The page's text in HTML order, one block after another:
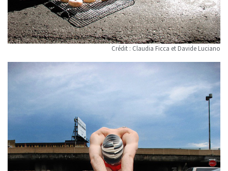
Crédit : Claudia Ficca et Davide Luciano